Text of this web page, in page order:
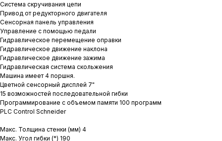
Система скручивания цепи
Привод от редукторного двигателя
Сенсорная панель управления
Управление с помощью педали
Гидравлическое перемещение оправки
Гидравлическое движение наклона
Гидравлическое движение зажима
Гидравлическая система скольжения
Машина имеет 4 поршня.
Цветной сенсорный дисплей 7"
15 возможностей последовательной гибки
Программирование с объемом памяти 100 программ
PLC Control Schneider
Макс. Толщина стенки (мм) 4
Макс. Угол гибки (°) 190